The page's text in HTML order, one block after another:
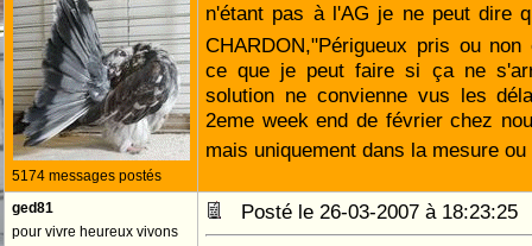
5174 messages postés
n'étant pas à l'AG je ne peut dire
CHARDON,"Périgueux pris ou
ce que je peut faire si ça ne
solution ne convienne vus les
2eme week end de février chez
mais uniquement dans la mesure
ged81
pour vivre heureux vivons
Posté le 26-03-2007 à